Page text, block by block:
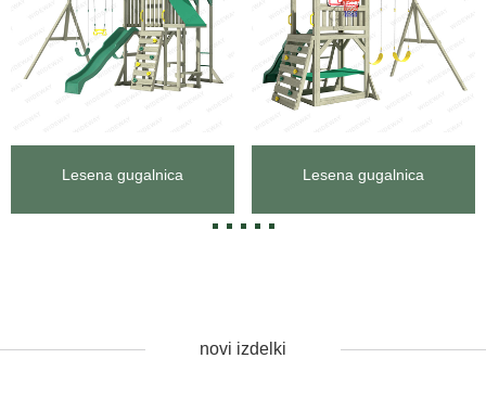
Lesena gugalnica
Dragon-Garden Frames
Lesena gugalnica
Dragon-Casa
novi izdelki